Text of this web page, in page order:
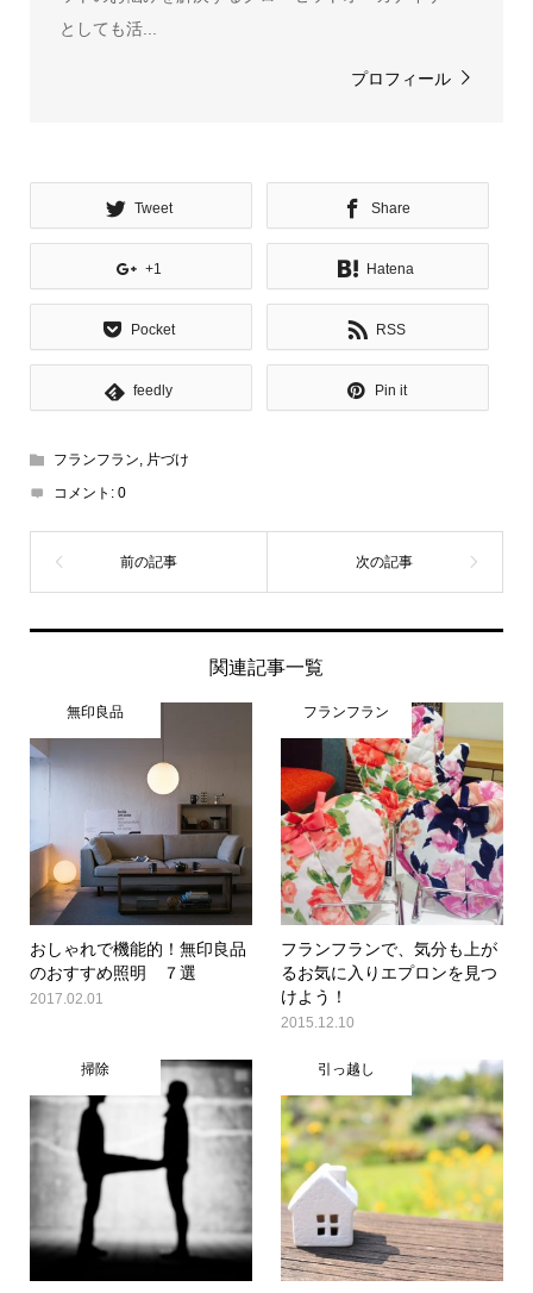
としても活...
プロフィール
Tweet Share
+1 Hatena
Pocket RSS
feedly Pin it
フランフラン, 片づけ
コメント: 0
関連記事一覧
無印良品
おしゃれで機能的！無印良品
のおすすめ照明 ７選
2017.02.01
フランフラン
フランフランで、気分も上が
るお気に入りエプロンを見つ
けよう！
2015.12.10
掃除 引っ越し